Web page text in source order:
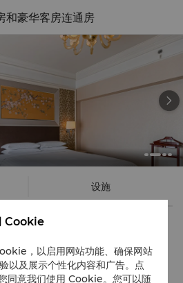
和豪华客房连通房

设施
通房
礼遇
Cookie
，以启用网站功能、确保网站
以及展示个性化内容和广告。点
同意我们使用 Cookie。您可以随